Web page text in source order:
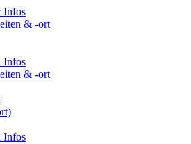
Infos
& -ort
Infos
& -ort
Infos